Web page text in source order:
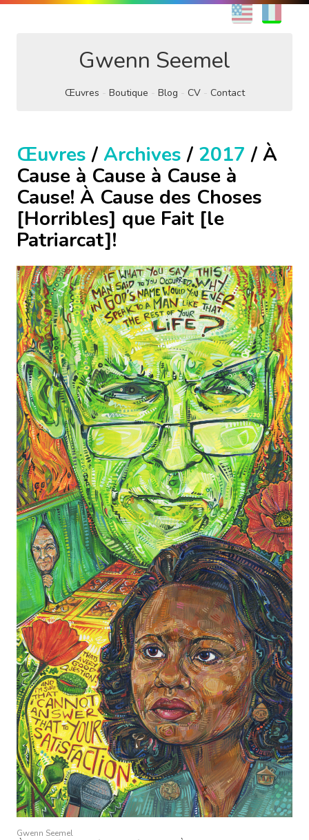
EN
Gwenn Seemel
Œuvres Boutique Blog CV Contact
Œuvres / Archives / 2017 / À
Cause à Cause à Cause à
Cause! À Cause des Choses
[Horribles] que Fait [le
Patriarcat]!
Gwenn Seemel